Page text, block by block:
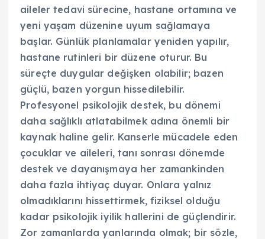
aileler tedavi sürecine, hastane ortamına ve
yeni yaşam düzenine uyum sağlamaya
başlar. Günlük planlamalar yeniden yapılır,
hastane rutinleri bir düzene oturur. Bu
süreçte duygular değişken olabilir; bazen
güçlü, bazen yorgun hissedilebilir.
Profesyonel psikolojik destek, bu dönemi
daha sağlıklı atlatabilmek adına önemli bir
kaynak haline gelir. Kanserle mücadele eden
çocuklar ve aileleri, tanı sonrası dönemde
destek ve dayanışmaya her zamankinden
daha fazla ihtiyaç duyar. Onlara yalnız
olmadıklarını hissettirmek, fiziksel olduğu
kadar psikolojik iyilik hallerini de güçlendirir.
Zor zamanlarda yanlarında olmak; bir sözle,